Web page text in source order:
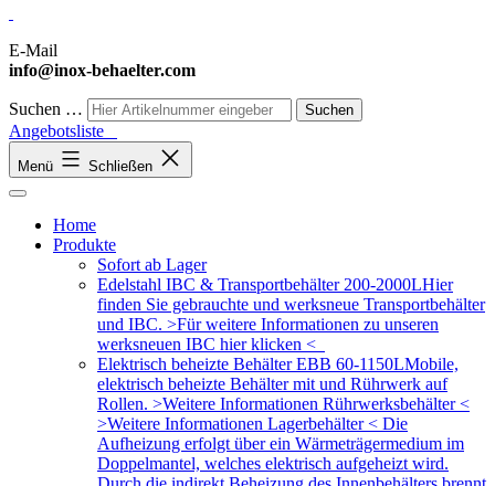
E-Mail
info@inox-behaelter.com
Suchen …
Angebotsliste
Menü Schließen
Home
Produkte
Sofort ab Lager
Edelstahl IBC & Transportbehälter 200-2000LHier
finden Sie gebrauchte und werksneue Transportbehälter
und IBC. >Für weitere Informationen zu unseren
werksneuen IBC hier klicken <
Elektrisch beheizte Behälter EBB 60-1150LMobile,
elektrisch beheizte Behälter mit und Rührwerk auf
Rollen. >Weitere Informationen Rührwerksbehälter <
>Weitere Informationen Lagerbehälter < Die
Aufheizung erfolgt über ein Wärmeträgermedium im
Doppelmantel, welches elektrisch aufgeheizt wird.